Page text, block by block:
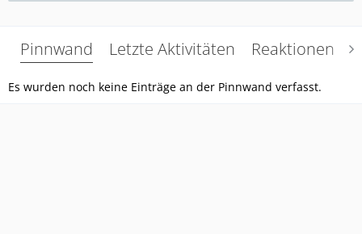
Pinnwand Letzte Aktivitäten Reaktionen
Es wurden noch keine Einträge an der Pinnwand verfasst.